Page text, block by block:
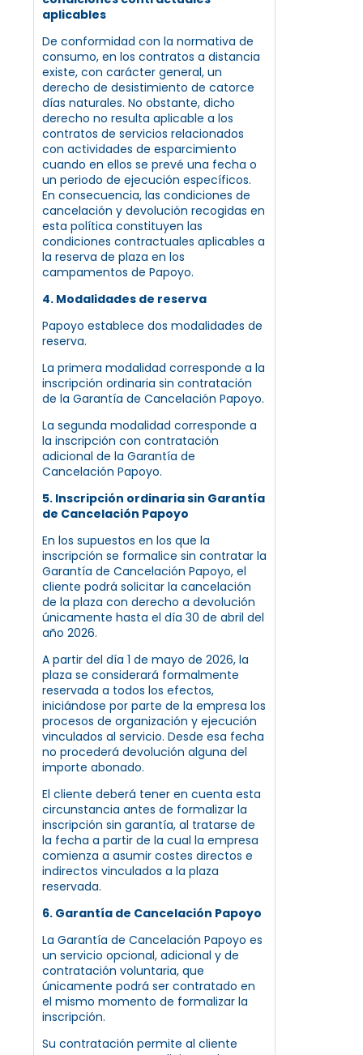
aplicables
De conformidad con la normativa de
consumo, en los contratos a distancia
existe, con carácter general, un
derecho de desistimiento de catorce
días naturales. No obstante, dicho
derecho no resulta aplicable a los
contratos de servicios relacionados
con actividades de esparcimiento
cuando en ellos se prevé una fecha o
un periodo de ejecución específicos.
En consecuencia, las condiciones de
cancelación y devolución recogidas en
esta política constituyen las
condiciones contractuales aplicables a
la reserva de plaza en los
campamentos de Papoyo.
4. Modalidades de reserva
Papoyo establece dos modalidades de
reserva.
La primera modalidad corresponde a la
inscripción ordinaria sin contratación
de la Garantía de Cancelación Papoyo.
La segunda modalidad corresponde a
la inscripción con contratación
adicional de la Garantía de
Cancelación Papoyo.
5. Inscripción ordinaria sin Garantía
de Cancelación Papoyo
En los supuestos en los que la
inscripción se formalice sin contratar la
Garantía de Cancelación Papoyo, el
cliente podrá solicitar la cancelación
de la plaza con derecho a devolución
únicamente hasta el día 30 de abril del
año 2026.
A partir del día 1 de mayo de 2026, la
plaza se considerará formalmente
reservada a todos los efectos,
iniciándose por parte de la empresa los
procesos de organización y ejecución
vinculados al servicio. Desde esa fecha
no procederá devolución alguna del
importe abonado.
El cliente deberá tener en cuenta esta
circunstancia antes de formalizar la
inscripción sin garantía, al tratarse de
la fecha a partir de la cual la empresa
comienza a asumir costes directos e
indirectos vinculados a la plaza
reservada.
6. Garantía de Cancelación Papoyo
La Garantía de Cancelación Papoyo es
un servicio opcional, adicional y de
contratación voluntaria, que
únicamente podrá ser contratado en
el mismo momento de formalizar la
inscripción.
Su contratación permite al cliente